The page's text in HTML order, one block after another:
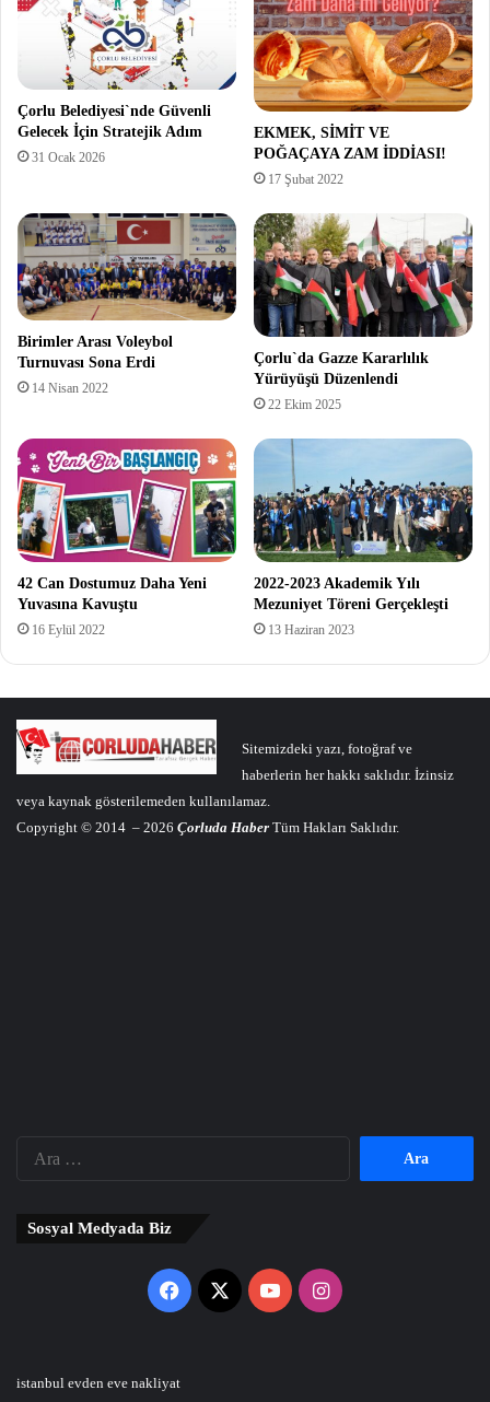
Çorlu Belediyesi`nde Güvenli
Gelecek İçin Stratejik Adım
31 Ocak 2026
EKMEK, SİMİT VE
POĞAÇAYA ZAM İDDİASI!
17 Şubat 2022
Birimler Arası Voleybol
Turnuvası Sona Erdi
14 Nisan 2022
Çorlu`da Gazze Kararlılık
Yürüyüşü Düzenlendi
22 Ekim 2025
42 Can Dostumuz Daha Yeni
Yuvasına Kavuştu
16 Eylül 2022
2022-2023 Akademik Yılı
Mezuniyet Töreni Gerçekleşti
13 Haziran 2023
Sitemizdeki yazı, fotoğraf ve
haberlerin her hakkı saklıdır. İzinsiz
veya kaynak gösterilemeden kullanılamaz.
Copyright © 2014 – 2026 Çorluda Haber Tüm Hakları Saklıdır.
Sosyal Medyada Biz
Facebook
X YouTubeInstagram
istanbul evden eve nakliyat